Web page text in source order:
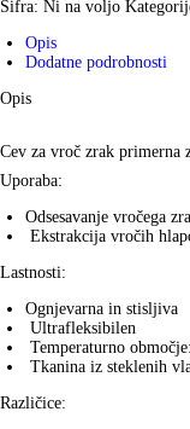
Šifra: Ni na voljo
Opis
Dodatne podrobnosti
Opis
Cev za vroč zrak primerna
Uporaba:
Odsesavanje vročega
Ekstrakcija vročih
Lastnosti:
Ognjevarna in stisljiva
Ultrafleksibilen
Temperaturno
Tkanina iz steklenih
Različice: